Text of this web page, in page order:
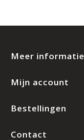
Meer informatie
Mijn account
Bestellingen
Contact